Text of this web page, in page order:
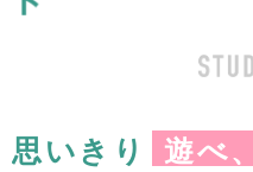
思いきり
遊べ、